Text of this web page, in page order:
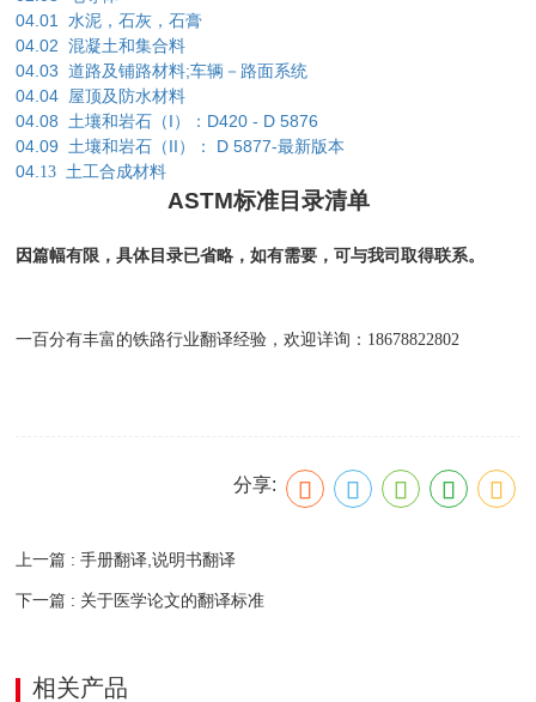
04.01 水泥，石灰，石膏
04.02 混凝土和集合料
04.03 道路及铺路材料;车辆－路面系统
04.04 屋顶及防水材料
04.08 土壤和岩石（ I ）： D420 - D 5876
04.09 土壤和岩石（ II ）： D 5877-最新版本
04. 13 土工合成材料
ASTM标准目录清单
因篇幅有限，具体目录已省略，如有需要，可与我司取得联系。
一百分有丰富的铁路行业翻译经验，欢迎详询：18678822802
分享:
上一篇 : 手册翻译,说明书翻译
下一篇 : 关于医学论文的翻译标准
相关产品